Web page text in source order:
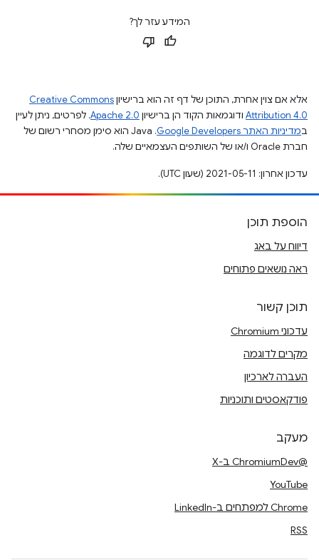
המידע עזר לך?
אלא אם צוין אחרת, התוכן של דף זה הוא ברישיוןCreative Commons
Attribution 4.0 ודוגמאות הקוד הן ברישיון Apache 2.0. לפרטים, ניתן לעיין
במדיניות האתר Google Developers‏
.‏ Java הוא סימן מסחרי רשום של
חברת Oracle ו/או של השותפים העצמאיים שלה.
עדכון אחרון: 2021-05-11 (שעון UTC).
הוספת תוכן
דיווח על באג
ראה נושאים פתוחים
תוכן קשור
עדכוני Chromium
מקרים לדוגמה
העברה לארכיון
פודקאסטים ותוכניות
מעקב
@ChromiumDev ב-X
YouTube
Chrome למפתחים ב-LinkedIn
RSS